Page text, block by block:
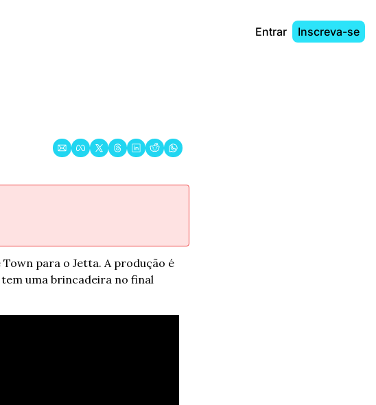
Entrar Inscreva-se
para o Jetta. A produção é
uma brincadeira no final